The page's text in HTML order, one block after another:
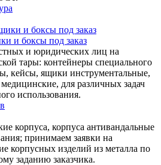
и боксы под заказ
и юридических лиц на
тары: контейнеры специального
кейсы, ящики инструментальные,
для различных задач
использования.
корпуса, корпуса антивандальные
принимаем заявки на
корпусных изделий из металла по
заданию заказчика.